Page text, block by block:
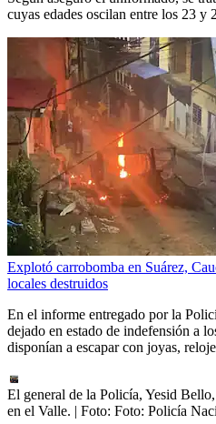
cuyas edades oscilan entre los 23 y
Explotó carrobomba en Suárez,
locales destruidos
En el informe entregado por la
dejado en estado de indefensión a
disponían a escapar con joyas,
El general de la Policía, Yesid
en el Valle. | Foto: Foto: Policía